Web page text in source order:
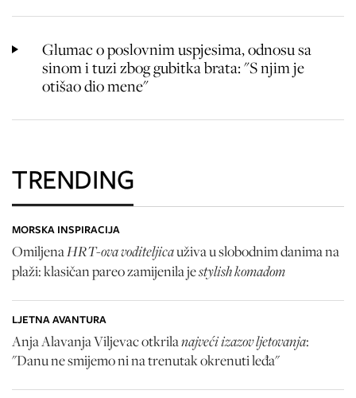
Glumac o poslovnim uspjesima, odnosu sa
sinom i tuzi zbog gubitka brata: "S njim je
otišao dio mene"
TRENDING
MORSKA INSPIRACIJA
OmiljenaHRT-ova voditeljicauživa u slobodnim danima na
plaži: klasičan pareo zamijenila jestylish komadom
LJETNA AVANTURA
Anja Alavanja Viljevac otkrilanajveći izazov ljetovanja:
"Danu ne smijemo ni na trenutak okrenuti leđa"